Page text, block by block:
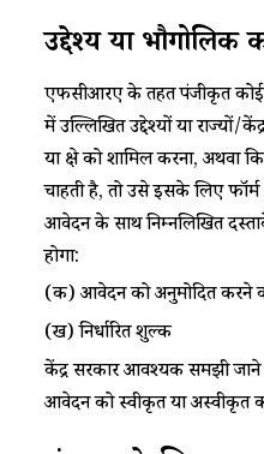
उद्देश्य या भौगोलिक
एफसीआरए के तहत पंजीकृत कोई
में उल्लिखित उद्देश्यों या राज्यों/
या क्षेत्र को शामिल करना, अथवा
चाहती है, तो उसे इसके लिए
आवेदन के साथ निम्नलिखित
होगा:
(क) आवेदन को अनुमोदित करने
(ख) निर्धारित शुल्क
केंद्र सरकार आवश्यक समझी
आवेदन को स्वीकृत या अस्वीकृत